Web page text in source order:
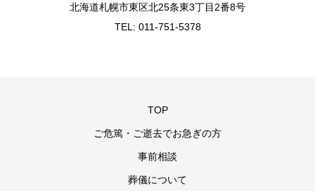
北海道札幌市東区北25条東3丁目2番8号
TEL: 011-751-5378
TOP
ご危篤・ご逝去でお急ぎの方
事前相談
葬儀について